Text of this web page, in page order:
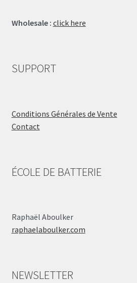
Wholesale : click here
SUPPORT
Conditions Générales de Vente
Contact
ÉCOLE DE BATTERIE
Raphaël Aboulker
raphaelaboulker.com
NEWSLETTER